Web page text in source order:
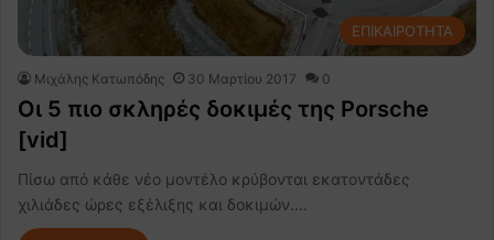
ΕΠΙΚΑΙΡΟΤΗΤΑ
Μιχάλης Κατωπόδης 30 Μαρτίου 2017 0
Οι 5 πιο σκληρές δοκιμές της Porsche
[vid]
Πίσω από κάθε νέο μοντέλο κρύβονται εκατοντάδες
χιλιάδες ώρες εξέλιξης και δοκιμών.…